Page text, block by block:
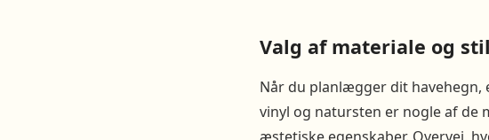
Valg af materiale og
Når du planlægger dit havehegn,
vinyl og natursten er nogle af de